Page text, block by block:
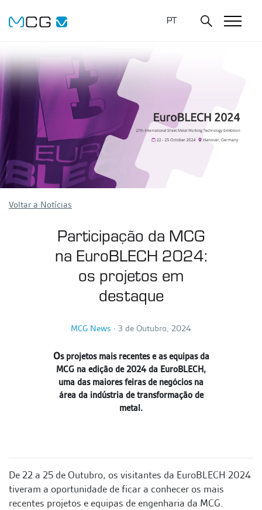
PT
Voltar a Notícias
Participação da MCG
na EuroBLECH 2024:
os projetos em
destaque
MCG News ∙ 3 de Outubro, 2024
Os projetos mais recentes e as equipas da
MCG na edição de 2024 da EuroBLECH,
uma das maiores feiras de negócios na
área da indústria de transformação de
metal.
De 22 a 25 de Outubro, os visitantes da EuroBLECH 2024
tiveram a oportunidade de ficar a conhecer os mais
recentes projetos e equipas de engenharia da MCG.